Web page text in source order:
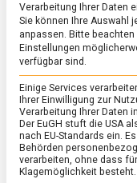
ERNÄHRUNG &
Kulinarische
Blumen essen!
Verarbeitung Ihrer Daten
Sie können Ihre Auswahl
anpassen. Bitte
Einstellungen
verfügbar sind.
Einige Services
Ihrer Einwilligung zur
Verarbeitung Ihrer Daten
Der EuGH stuft die USA
nach EU-Standards ein.
Behörden
verarbeiten, ohne dass
Klagemöglichkeit besteht.